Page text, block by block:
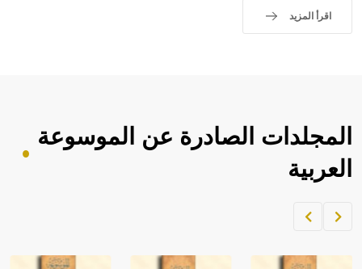
حيث تقتصر القيمة الصوتية للعلامة الك
اقرأ المزيد
المجلدات الصادرة عن الموسوعة
العربية